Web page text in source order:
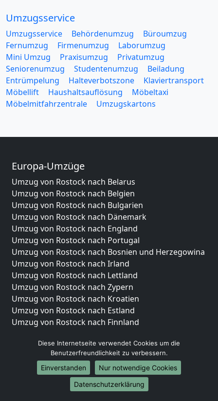
Umzugsservice
Umzugsservice Behördenumzug
Büroumzug
Fernumzug
Firmenumzug
Laborumzug
Mini Umzug
Praxisumzug
Privatumzug
Seniorenumzug
Studentenumzug
Beiladung
Entrümpelung
Halteverbotszone
Klaviertransport
Möbellift
Haushaltsauflösung
Möbeltaxi
Möbelmitfahrzentrale
Umzugskartons
Europa-Umzüge
Umzug von Rostock nach Belarus
Umzug von Rostock nach Belgien
Umzug von Rostock nach Bulgarien
Umzug von Rostock nach Dänemark
Umzug von Rostock nach England
Umzug von Rostock nach Portugal
Umzug von Rostock nach Bosnien und Herzegowina
Umzug von Rostock nach Irland
Umzug von Rostock nach Lettland
Umzug von Rostock nach Zypern
Umzug von Rostock nach Kroatien
Umzug von Rostock nach Estland
Umzug von Rostock nach Finnland
Umzug von Rostock nach Griechenland
Umzug von Rostock nach Italien
Umzug von Rostock nach Liechtenstein
Umzug von Rostock nach Luxemburg
Umzug von Rostock nach Niederlande
Diese Internetseite verwendet Cookies um die
Benutzerfreundlichkeit zu verbessern.
Einverstanden
Nur notwendige Cookies
Datenschutzerklärung